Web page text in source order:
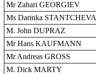
Mr Zahari GEORGIEV
Ms Darinka STANTCHEVA
M. John DUPRAZ
Mr Hans KAUFMANN
Mr Andreas GROSS
M. Dick MARTY